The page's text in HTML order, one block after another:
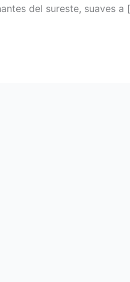
del sureste, suaves a